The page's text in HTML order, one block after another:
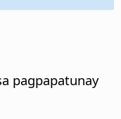
pagpapatunay